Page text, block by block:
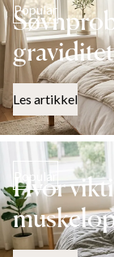
Popular
Les artikkel
Popular
Hvor